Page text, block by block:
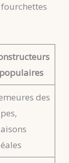
populaires
des